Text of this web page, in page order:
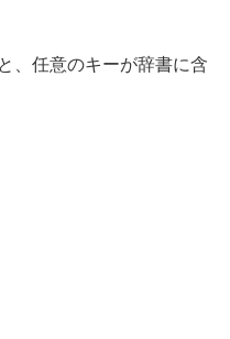
、任意のキーが辞書に含